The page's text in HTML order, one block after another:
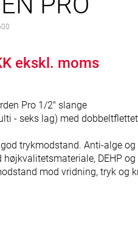
ekskl. moms
Pro 1/2" slange
- seks lag) med
trykmodstand. Anti-alge og
højkvalitetsmateriale, DEHP
mod vridning, tryk og